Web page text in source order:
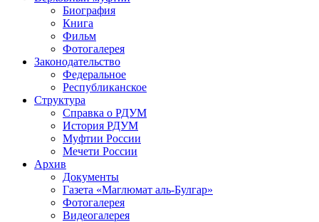
Биография
Книга
Фильм
Фотогалерея
Законодательство
Федеральное
Республиканское
Структура
Справка о РДУМ
История РДУМ
Муфтии России
Мечети России
Архив
Документы
Газета «Маглюмат аль-Булгар»
Фотогалерея
Видеогалерея